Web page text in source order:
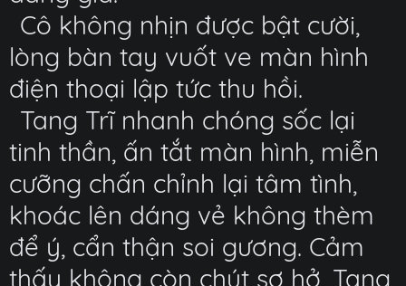
Cô không nhịn được bật cười,
lòng bàn tay vuốt ve màn hình
điện thoại lập tức thu hồi.
Tang Trĩ nhanh chóng sốc lại
tinh thần, ấn tắt màn hình, miễn
cưỡng chấn chỉnh lại tâm tình,
khoác lên dáng vẻ không thèm
để ý, cẩn thận soi gương. Cảm
thấy không còn chút sơ hở, Tang